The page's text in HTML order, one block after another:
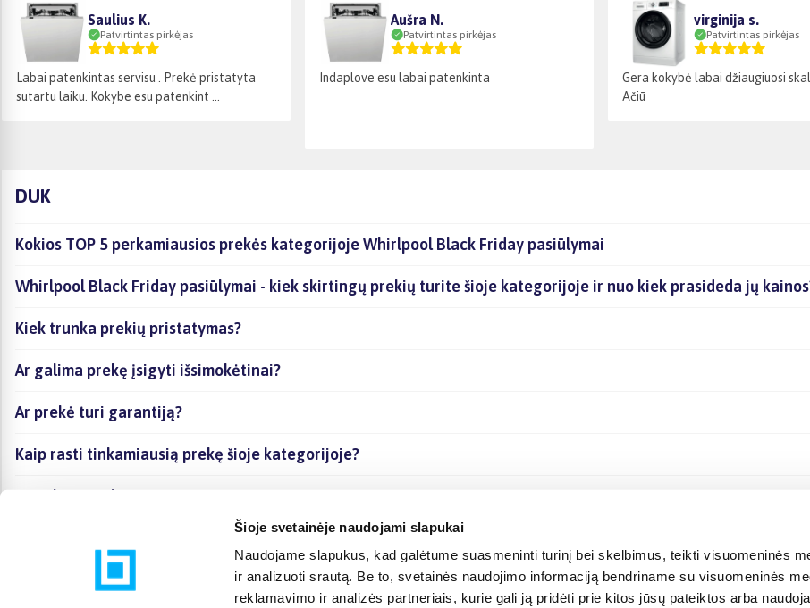
Šioje svetainėje naudojami slapukai
Naudojame slapukus, kad galėtume suasmeninti turinį bei skelbimus, teikti visuomeninės
ir analizuoti srautą. Be to, svetainės naudojimo informaciją bendriname su visuomeninės
reklamavimo ir analizės partneriais, kurie gali ją pridėti prie kitos jūsų pateiktos arba
Saulius K.
Patvirtintas pirkėjas
Labai patenkintas servisu . Prekė pristatyta
sutartu laiku. Kokybe esu patenkint ...
Aušra N.
Patvirtintas pirkėjas
Indaplove esu labai patenkinta
virginija s.
Patvirtintas pirkėjas
Gera kokybė labai džiaugiuosi
Ačiū
DUK
Kokios TOP 5 perkamiausios prekės kategorijoje Whirlpool Black Friday pasiūlymai
Whirlpool Black Friday pasiūlymai - kiek skirtingų prekių turite šioje kategorijoje ir nuo kiek prasideda jų
Kiek trunka prekių pristatymas?
Ar galima prekę įsigyti išsimokėtinai?
Ar prekė turi garantiją?
Kaip rasti tinkamiausią prekę šioje kategorijoje?
Ar galima prekę atsiimti vietoje?